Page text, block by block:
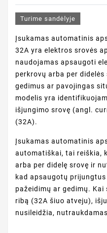
Turime sandėlyje
Įsukamas automatinis
32A yra elektros srovės
naudojamas apsaugoti
perkrovų arba per
gedimus ar pavojingas
modelis yra
išjungimo srovę (angl.
(32A).
Įsukamas automatinis
automatiškai, tai reiškia,
arba per didelę srovę ir
kad apsaugotų
pažeidimų ar gedimų.
ribą (32A šiuo atveju),
nusileidžia,